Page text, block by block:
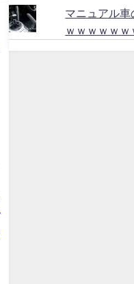
マニュアル車
ｗｗｗｗｗｗ